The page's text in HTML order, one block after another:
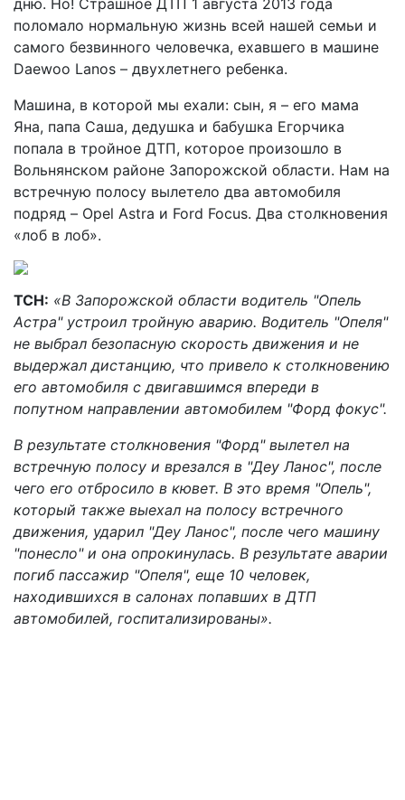
дню. Но! Страшное ДТП 1 августа 2013 года
поломало нормальную жизнь всей нашей семьи и
самого безвинного человечка, ехавшего в машине
Daewoo Lanos – двухлетнего ребенка.
Машина, в которой мы ехали: сын, я – его мама
Яна, папа Саша, дедушка и бабушка Егорчика
попала в тройное ДТП, которое произошло в
Вольнянском районе Запорожской области. Нам на
встречную полосу вылетело два автомобиля
подряд – Opel Astra и Ford Focus. Два столкновения
«лоб в лоб».
ТСН: «В Запорожской области водитель "Опель
Астра" устроил тройную аварию. Водитель "Опеля"
не выбрал безопасную скорость движения и не
выдержал дистанцию, что привело к столкновению
его автомобиля с двигавшимся впереди в
попутном направлении автомобилем "Форд фокус".
В результате столкновения "Форд" вылетел на
встречную полосу и врезался в "Деу Ланос", после
чего его отбросило в кювет. В это время "Опель",
который также выехал на полосу встречного
движения, ударил "Деу Ланос", после чего машину
"понесло" и она опрокинулась. В результате аварии
погиб пассажир "Опеля", еще 10 человек,
находившихся в салонах попавших в ДТП
автомобилей, госпитализированы».